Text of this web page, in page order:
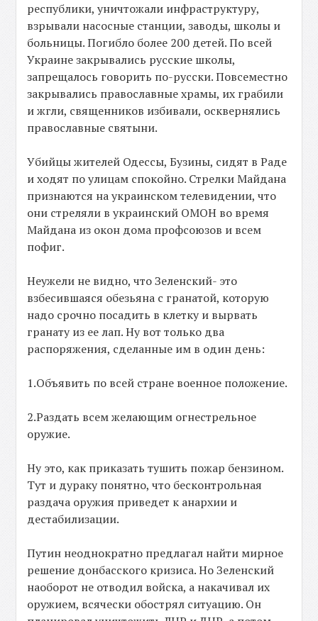
республики, уничтожали инфраструктуру,
взрывали насосные станции, заводы, школы и
больницы. Погибло более 200 детей. По всей
Украине закрывались русские школы,
запрещалось говорить по-русски. Повсеместно
закрывались православные храмы, их грабили
и жгли, священников избивали, осквернялись
православные святыни.
Убийцы жителей Одессы, Бузины, сидят в Раде
и ходят по улицам спокойно. Стрелки Майдана
признаются на украинском телевидении, что
они стреляли в украинский ОМОН во время
Майдана из окон дома профсоюзов и всем
пофиг.
Неужели не видно, что Зеленский- это
взбесившаяся обезьяна с гранатой, которую
надо срочно посадить в клетку и вырвать
гранату из ее лап. Ну вот только два
распоряжения, сделанные им в один день:
1.Объявить по всей стране военное положение.
2.Раздать всем желающим огнестрельное
оружие.
Ну это, как приказать тушить пожар бензином.
Тут и дураку понятно, что бесконтрольная
раздача оружия приведет к анархии и
дестабилизации.
Путин неоднократно предлагал найти мирное
решение донбасского кризиса. Но Зеленский
наоборот не отводил войска, а накачивал их
оружием, всячески обострял ситуацию. Он